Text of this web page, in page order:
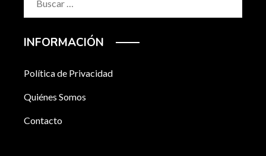
INFORMACIÓN
Política de Privacidad
Quiénes Somos
Contacto